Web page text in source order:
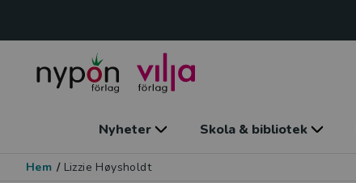
Nyheter Skola & bibliotek
Hem / Lizzie Høysholdt